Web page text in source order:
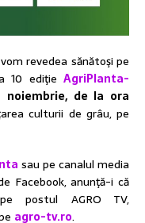
revedea sănătoşi pe
10 ediţie AgriPlanta-
noiembrie, de la ora
culturii de grâu, pe
sau pe canalul media
Facebook, anunţă-i că
postul AGRO TV,
agro-tv.ro.